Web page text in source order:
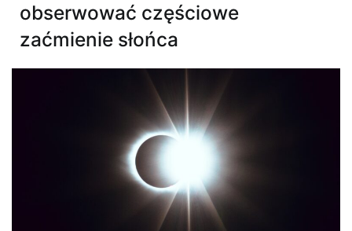
obserwować częściowe
zaćmienie słońca